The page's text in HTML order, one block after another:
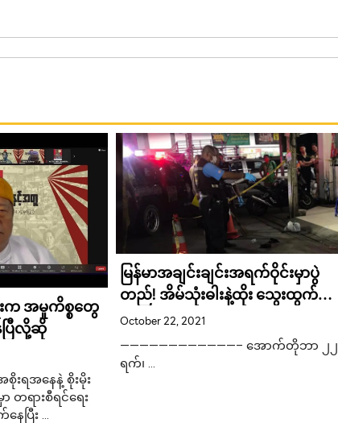
းက အမှုကိစ္စတွေ
ြီလို့ဆို
းရအနေနဲ့ စိုးမိုး
တရားစီရင်ရေး
ေပြီး …
မြန်မာအချင်းချင်းအရက်ဝိုင်းမှာပွဲ
တည်! အိမ်သုံးဓါးနဲ့ထိုး သွေးထွက်
ဒဏ်ရာတွေနဲ့ပွဲသိမ်း
October 22, 2021
————————————– အောက်တိုဘာ ၂၂
ရက်၊ …